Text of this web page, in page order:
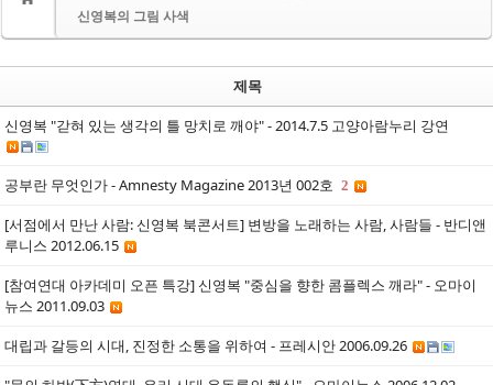
신영복의 그림 사색
제목
신영복 "갇혀 있는 생각의 틀 망치로 깨야" - 2014.7.5 고양아람누리 강연
공부란 무엇인가 - Amnesty Magazine 2013년 002호 2
[서점에서 만난 사람: 신영복 북콘서트] 변방을 노래하는 사람, 사람들 - 반디앤
루니스 2012.06.15
[참여연대 아카데미 오픈 특강] 신영복 "중심을 향한 콤플렉스 깨라" - 오마이
뉴스 2011.09.03
대립과 갈등의 시대, 진정한 소통을 위하여 - 프레시안 2006.09.26